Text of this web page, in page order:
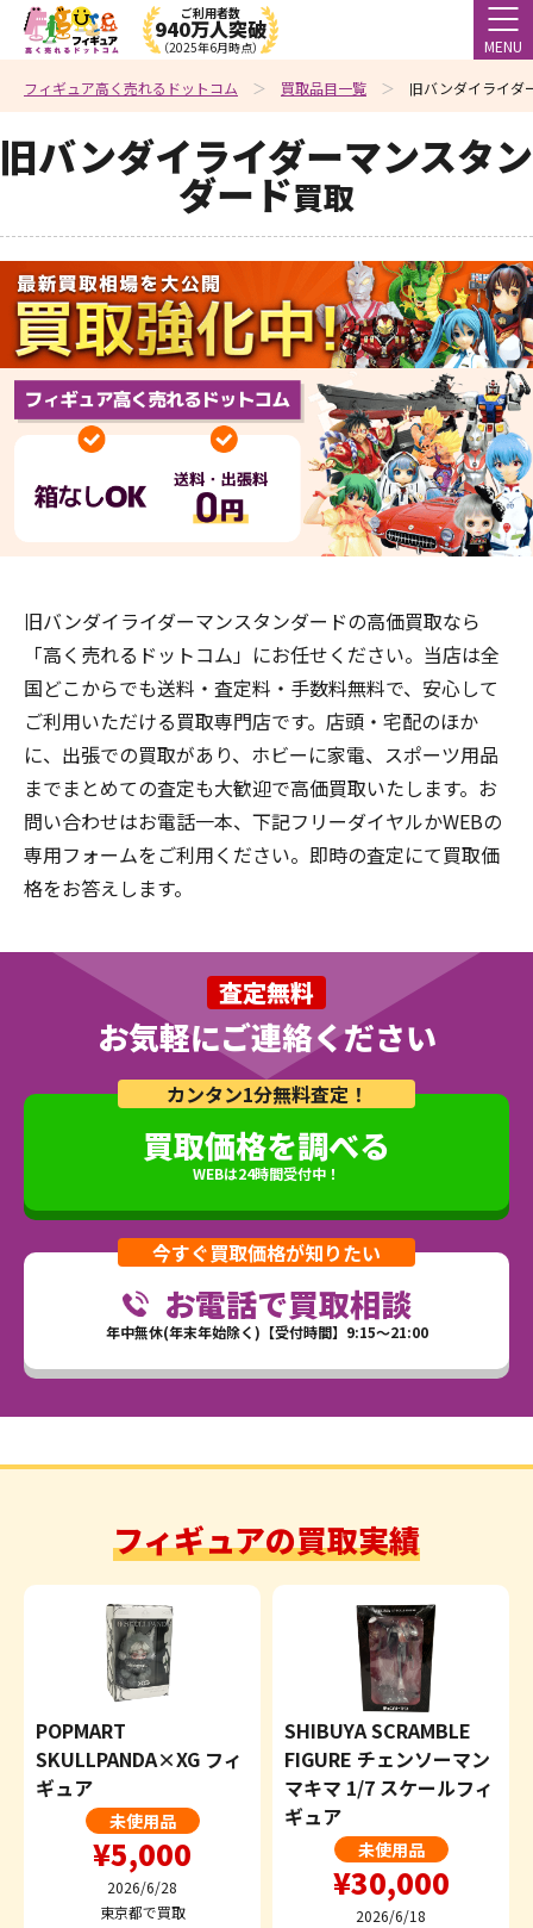
ご利用者数
940万人突破
（2025年6月時点） MENU
フィギュア高く売れるドットコム 買取品目一覧 旧バンダイライダ
旧バンダイライダーマンスタン
ダード買取
旧バンダイライダーマンスタンダードの高価買取なら
「高く売れるドットコム」にお任せください。当店は全
国どこからでも送料・査定料・手数料無料で、安心して
ご利用いただける買取専門店です。店頭・宅配のほか
に、出張での買取があり、ホビーに家電、スポーツ用品
までまとめての査定も大歓迎で高価買取いたします。お
問い合わせはお電話一本、下記フリーダイヤルかWEBの
専用フォームをご利用ください。即時の査定にて買取価
格をお答えします。
査定無料
お気軽にご連絡ください
カンタン1分無料査定！
買取価格を調べる
WEBは24時間受付中！
今すぐ買取価格が知りたい
お電話で買取相談
年中無休(年末年始除く)【受付時間】9:15～21:00
フィギュアの買取実績
POPMART
SKULLPANDA×XG フィ
ギュア
未使用品
¥5,000
2026/6/28
東京都で買取
SHIBUYA SCRAMBLE
FIGURE チェンソーマン
マキマ 1/7 スケールフィ
ギュア
未使用品
¥30,000
2026/6/18